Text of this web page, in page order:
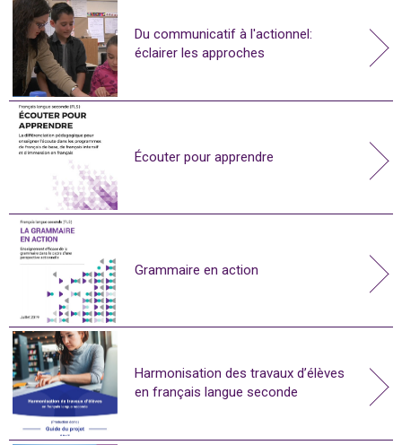
Du communicatif à l'actionnel:
éclairer les approches
Écouter pour apprendre
Grammaire en action
Harmonisation des travaux d’élèves
en français langue seconde